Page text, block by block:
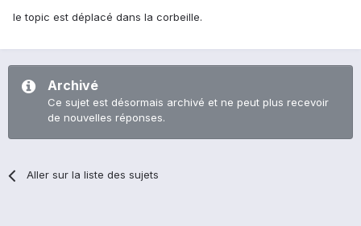
le topic est déplacé dans la corbeille.
Archivé
Ce sujet est désormais archivé et ne peut plus recevoir
de nouvelles réponses.
Aller sur la liste des sujets